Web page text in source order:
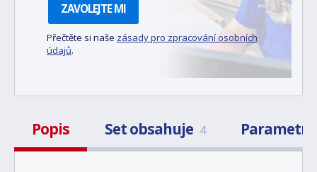
ZAVOLEJTE MI
Přečtěte si naše zásady pro zpracování osobních
údajů.
Popis Set obsahuje 4 Parametry